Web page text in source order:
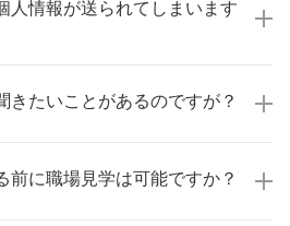
して自分に合った職場を選ばれて
人情報が送られてしまいます
られることはありません！
をご確認いただいた上で、転職希
きたいことがあるのですが？
す。
囲気、研修制度など、どんな小さ
前に職場見学は可能ですか？